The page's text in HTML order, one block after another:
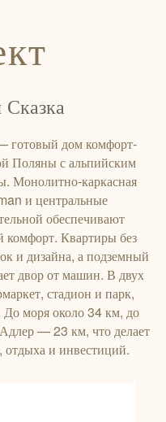
готовый дом комфорт-
Поляны с альпийским
Монолитно‑каркасная
и центральные
обеспечивают
комфорт. Квартиры без
и дизайна, а подземный
двор от машин. В двух
стадион и парк,
До моря около 34 км, до
— 23 км, что делает
и инвестиций.